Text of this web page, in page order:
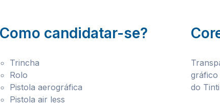
Como candidatar-se?
Trincha
Rolo
Pistola aerográfica
Pistola air less
gráfico
do